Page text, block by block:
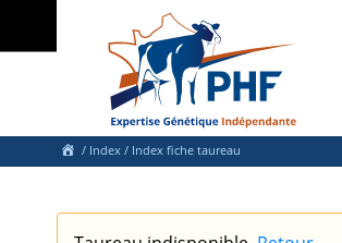
/ Index / Index fiche taureau